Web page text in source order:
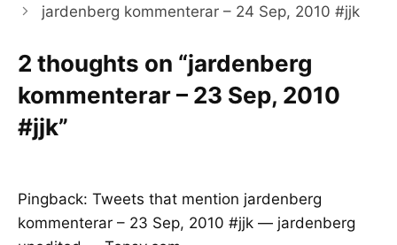
jardenberg kommenterar – 24 Sep, 2010 #jjk
2 thoughts on “jardenberg
kommenterar – 23 Sep, 2010
#jjk”
Pingback: Tweets that mention jardenberg
kommenterar – 23 Sep, 2010 #jjk — jardenberg